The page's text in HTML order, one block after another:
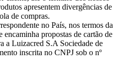
apresentem divergências de
de compras.
no País, nos termos da
propostas de cartão de
a Luizacred S.A Sociedade de
inscrita no CNPJ sob o nº